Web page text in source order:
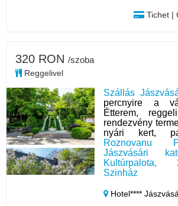
Tichet |
Szállás
percnyire a
Étterem,
rendezvény
nyári kert,
Roznovanu
Jászvásári
Kultúrpalota,
Szinház
Hotel****
320 RON /szoba
Reggelivel